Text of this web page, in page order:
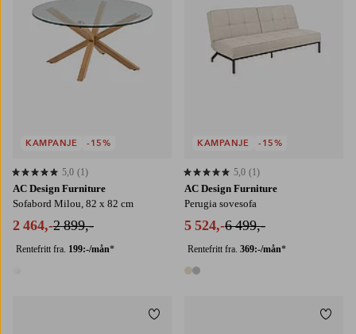
AC Design Furniture
Sofabord Milou, 82 x 82 cm
2 464,-2 899,-
Rentefritt fra. 199:-/mån*
5,0 basert på 1 karaktergivninger
5,0 (1)
KAMPANJE -15%
AC Design Furniture
Perugia sovesofa
5 524,-6 499,-
Rentefritt fra. 369:-/mån*
2 farger
5,0 basert på 1 karaktergivninger
5,0 (1)
KAMPANJE -15%
Legg til favoritter